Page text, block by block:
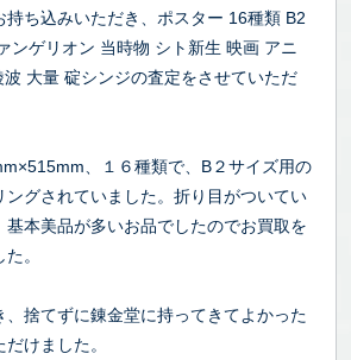
持ち込みいただき、ポスター 16種類 B2
ンゲリオン 当時物 シト新生 映画 アニ
波 大量 碇シンジの査定をさせていただ
、１６種類で、B２サイズ用の
ングされていました。折り目がついてい
基本美品が多いお品でしたのでお買取を
。
、捨てずに錬金堂に持ってきてよかった
けました。